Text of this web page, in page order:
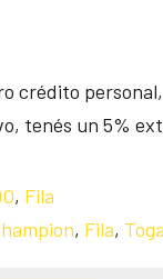
crédito
tenés un 5%
, Fila
, Fila, Toga